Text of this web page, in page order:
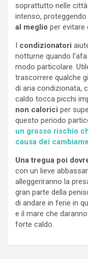
soprattutto nelle
intenso,
al meglio per evitare
I condizionatori
notturne quando
modo particolare.
trascorrere qualche
di aria condizionata,
caldo tocca picchi
non calorici per
questo periodo
un grosso rischio
causa dei
Una tregua poi
con un lieve
alleggeriranno la
gran parte della
di andare in ferie in
e il mare che
forte caldo.